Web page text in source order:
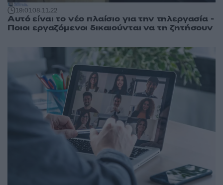
19:0108.11.22
Αυτό είναι το νέο πλαίσιο για την τηλεργασία -
Ποιοι εργαζόμενοι δικαιούνται να τη ζητήσουν